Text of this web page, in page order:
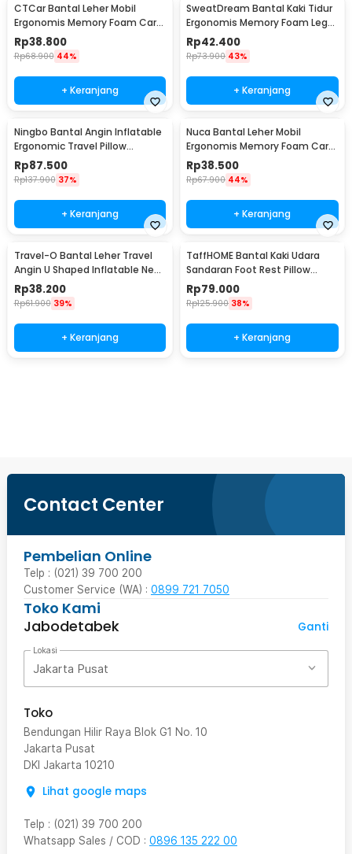
CTCar Bantal Leher Mobil
Ergonomis Memory Foam Car
Headrest Pillow - CT5
Rp38.800
Rp68.900 44%
+ Keranjang
SweatDream Bantal Kaki Tidur
Ergonomis Memory Foam Leg
Sleeping Pillow - ZT-09
Rp42.400
Rp73.900 43%
+ Keranjang
Ningbo Bantal Angin Inflatable
Ergonomic Travel Pillow
Support - NT10
Rp87.500
Rp137.900 37%
+ Keranjang
Nuca Bantal Leher Mobil
Ergonomis Memory Foam Car
Headrest Pillow - NC33
Rp38.500
Rp67.900 44%
+ Keranjang
Travel-O Bantal Leher Travel
Angin U Shaped Inflatable Neck
Pillow - RH30
Rp38.200
Rp61.900 39%
+ Keranjang
TaffHOME Bantal Kaki Udara
Sandaran Foot Rest Pillow
Inflatable - BAT24
Rp79.000
Rp125.900 38%
+ Keranjang
Contact Center
Pembelian Online
Telp : (021) 39 700 200
Customer Service (WA) : 0899 721 7050
Toko Kami
Jabodetabek
Ganti
Lokasi
Jakarta Pusat
Toko
Bendungan Hilir Raya Blok G1 No. 10
Jakarta Pusat
DKI Jakarta 10210
Lihat google maps
Telp : (021) 39 700 200
Whatsapp Sales / COD : 0896 135 222 00